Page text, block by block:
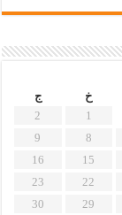
خ
ج
1
2
8
9
15
16
22
23
29
30